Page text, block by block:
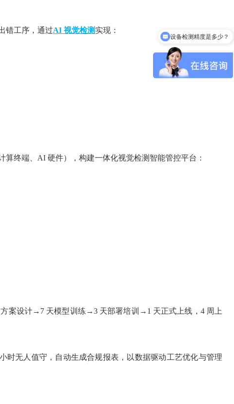
错工序，通过AI 视觉检测 实现：
终端、AI 硬件），构建一体化视觉检测智能管控平台：
案设计→7 天模型训练→3 天部署培训→1 天正式上线，4 周上
时无人值守，自动生成合规报表，以数据驱动工艺优化与管理
设备检测精度是多少？